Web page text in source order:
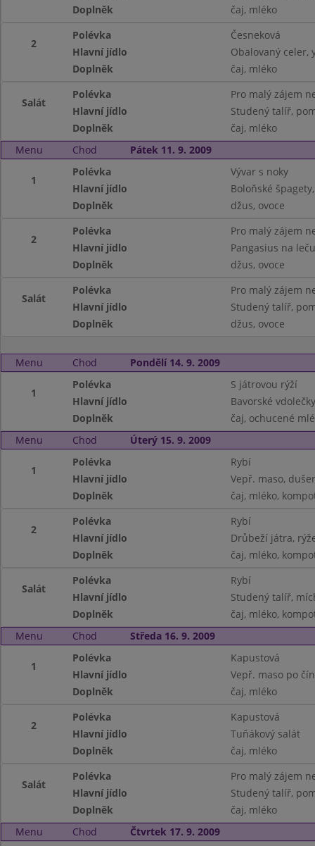
Doplněk
čaj, mléko
2
Polévka
Česneková
Hlavní jídlo
Obalovaný celer,
Doplněk
čaj, mléko
Salát
Polévka
Pro malý zájem
Hlavní jídlo
Studený talíř,
Doplněk
čaj, mléko
Menu
Chod Pátek 11. 9. 2009
1
Polévka
Vývar s noky
Hlavní jídlo
Boloňské
Doplněk
džus, ovoce
2
Polévka
Pro malý zájem
Hlavní jídlo
Pangasius na
Doplněk
džus, ovoce
Salát
Polévka
Pro malý zájem
Hlavní jídlo
Studený talíř,
Doplněk
džus, ovoce
Menu Chod Pondělí 14. 9. 2009
1
Polévka
S játrovou rýží
Hlavní jídlo
Bavorské vdolečky
Doplněk
čaj, ochucené
Menu
Chod Úterý 15. 9. 2009
1
Polévka
Rybí
Hlavní jídlo
Vepř. maso,
Doplněk
čaj, mléko,
2
Polévka
Rybí
Hlavní jídlo
Drůbeží játra,
Doplněk
čaj, mléko,
Salát
Polévka
Rybí
Hlavní jídlo
Studený talíř,
Doplněk
čaj, mléko,
Menu
Chod Středa 16. 9. 2009
1
Polévka
Kapustová
Hlavní jídlo
Vepř. maso po
Doplněk
čaj, mléko
2
Polévka
Kapustová
Hlavní jídlo
Tuňákový salát
Doplněk
čaj, mléko
Salát
Polévka
Pro malý zájem
Hlavní jídlo
Studený talíř,
Doplněk
čaj, mléko
Menu
Chod Čtvrtek 17. 9. 2009